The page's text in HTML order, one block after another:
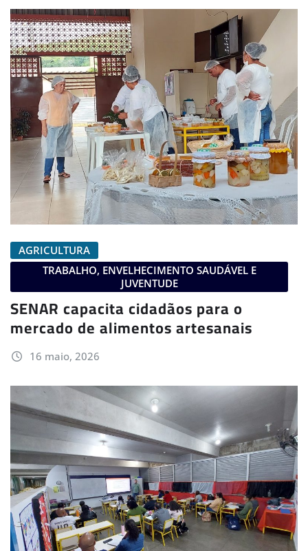
AGRICULTURA
TRABALHO, ENVELHECIMENTO SAUDÁVEL E
JUVENTUDE
SENAR capacita cidadãos para o
mercado de alimentos artesanais
16 maio, 2026